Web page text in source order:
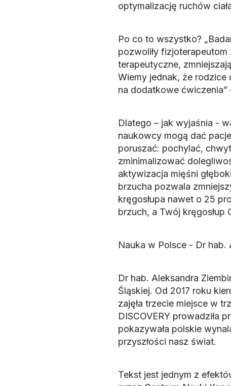
optymalizację ruchów
Po co to wszystko?
pozwoliły
terapeutyczne,
Wiemy jednak, że rodzice
na dodatkowe ćwiczenia”
Dlatego – jak wyjaśnia -
naukowcy mogą dać
poruszać: pochylać,
zminimalizować
aktywizacja mięśni
brzucha pozwala
kręgosłupa nawet o 25
brzuch, a Twój kręgosłup
Nauka w Polsce - Dr hab.
Dr hab. Aleksandra
Śląskiej. Od 2017 roku
zajęła trzecie miejsce w
DISCOVERY prowadziła
pokazywała polskie
przyszłości nasz świat.
Tekst jest jednym z